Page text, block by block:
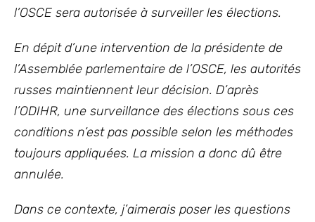
l’OSCE sera autorisée à surveiller les élections.
En dépit d’une intervention de la présidente de
l’Assemblée parlementaire de l’OSCE, les autorités
russes maintiennent leur décision. D’après
l’ODIHR, une surveillance des élections sous ces
conditions n’est pas possible selon les méthodes
toujours appliquées. La mission a donc dû être
annulée.
Dans ce contexte, j’aimerais poser les questions